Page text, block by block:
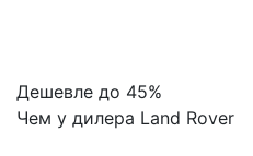
Дешевле до 45%
Чем у дилера Land Rover